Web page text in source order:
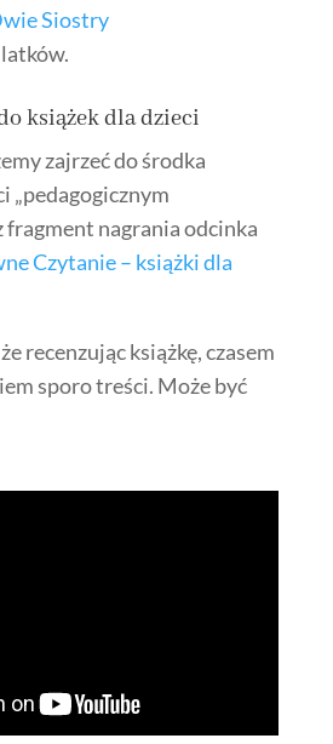
Siostry
książek dla dzieci
zajrzeć do środka
„pedagogicznym
fragment nagrania odcinka
Czytanie – książki dla
recenzując książkę, czasem
sporo treści. Może być